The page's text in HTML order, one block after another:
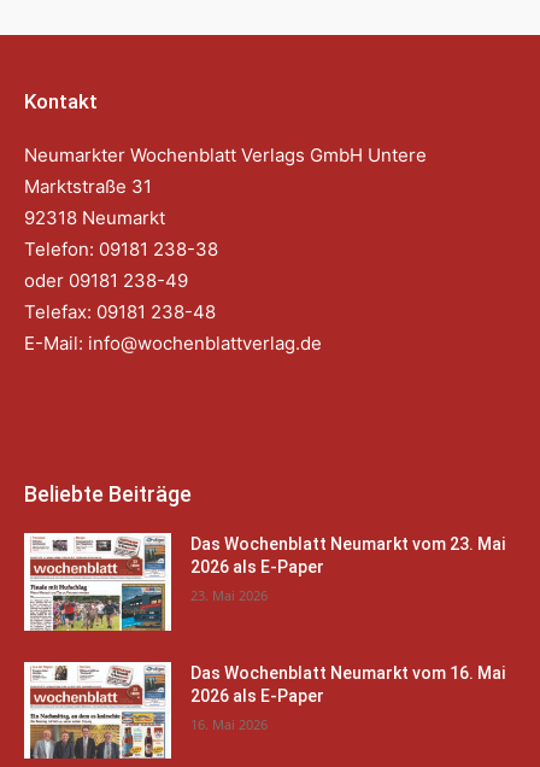
Kontakt
Neumarkter Wochenblatt Verlags GmbH Untere
Marktstraße 31
92318 Neumarkt
Telefon: 09181 238-38
oder 09181 238-49
Telefax: 09181 238-48
E-Mail: info@wochenblattverlag.de
Beliebte Beiträge
Das Wochenblatt Neumarkt vom 23. Mai
2026 als E-Paper
23. Mai 2026
Das Wochenblatt Neumarkt vom 16. Mai
2026 als E-Paper
16. Mai 2026